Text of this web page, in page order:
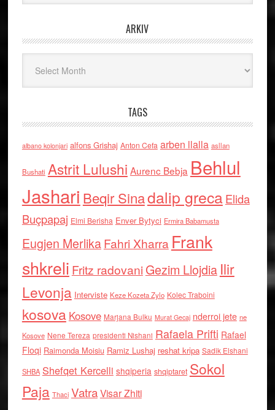
ARKIV
TAGS
albano kolonjari alfons Grishaj Anton Cefa arben llalla asllan
Bushati Astrit Lulushi Aurenc Bebja Behlul
Jashari Beqir Sinadalip grecaElida
Buçpapaj Elmi Berisha Enver Bytyci Ermira Babamusta
Eugjen MerlikaFahri Xharra Frank
shkreli Fritz radovaniGezim Llojdia Ilir
Levonja Interviste Keze Kozeta Zylo Kolec Traboini
kosova Kosove Marjana Bulku Murat Gecaj nderroi jete ne
Kosove Nene Tereza presidenti Nishani Rafaela Prifti Rafael
Floqi Raimonda Moisiu Ramiz Lushaj reshat kripa Sadik Elshani
SHBA Shefqet Kercelli shqiperia shqiptaret Sokol
Paja Thaci VatraVisar Zhiti